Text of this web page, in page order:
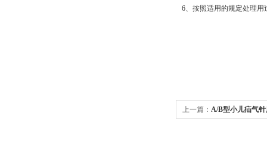
6、按照适用的规定处理
上一篇： A/B型小儿疝气